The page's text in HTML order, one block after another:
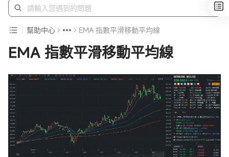
幫助中心 EMA 指數平滑移動平均線
EMA 指數平滑移動平均線